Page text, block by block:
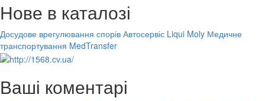
Нове в каталозі
Досудове врегулювання спорів Автосервіс Liqui Moly Медичне
транспортування MedTransfer
Ваші коментарі